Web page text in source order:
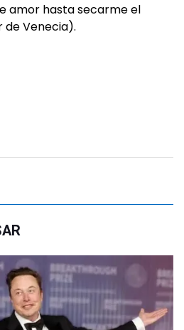
amor hasta secarme el
de Venecia).